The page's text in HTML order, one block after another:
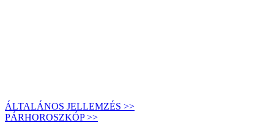
ÁLTALÁNOS JELLEMZÉS >>
PÁRHOROSZKÓP >>